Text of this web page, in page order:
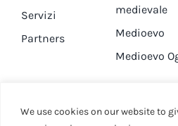
We use cookies on our website to
Servizi
Partners
medievale
Medioevo
Medioevo
DA GUARDARE CONTATTI